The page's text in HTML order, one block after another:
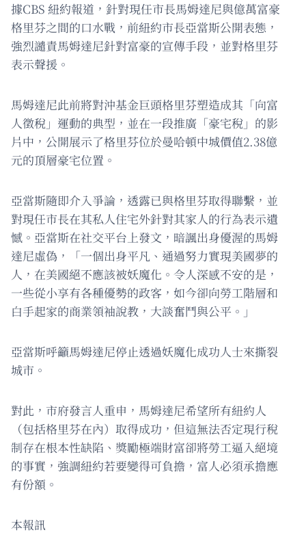
據CBS 紐約報道，針對現任市長馬姆達尼與億萬富豪
格里芬之間的口水戰，前紐約市長亞當斯公開表態，
強烈譴責馬姆達尼針對富豪的宣傳手段，並對格里芬
表示聲援。
馬姆達尼此前將對沖基金巨頭格里芬塑造成其「向富
人徵稅」運動的典型，並在一段推廣「豪宅稅」的影
片中，公開展示了格里芬位於曼哈頓中城價值2.38億
元的頂層豪宅位置。
亞當斯隨即介入爭論，透露已與格里芬取得聯繫，並
對現任市長在其私人住宅外針對其家人的行為表示遺
憾。亞當斯在社交平台上發文，暗諷出身優渥的馬姆
達尼虛偽，「一個出身平凡、通過努力實現美國夢的
人，在美國絕不應該被妖魔化。令人深感不安的是，
一些從小享有各種優勢的政客，如今卻向勞工階層和
白手起家的商業領袖說教，大談奮鬥與公平。」
亞當斯呼籲馬姆達尼停止透過妖魔化成功人士來撕裂
城市。
對此，市府發言人重申，馬姆達尼希望所有紐約人
（包括格里芬在內）取得成功，但這無法否定現行稅
制存在根本性缺陷、獎勵極端財富卻將勞工逼入絕境
的事實，強調紐約若要變得可負擔，富人必須承擔應
有份額。
本報訊